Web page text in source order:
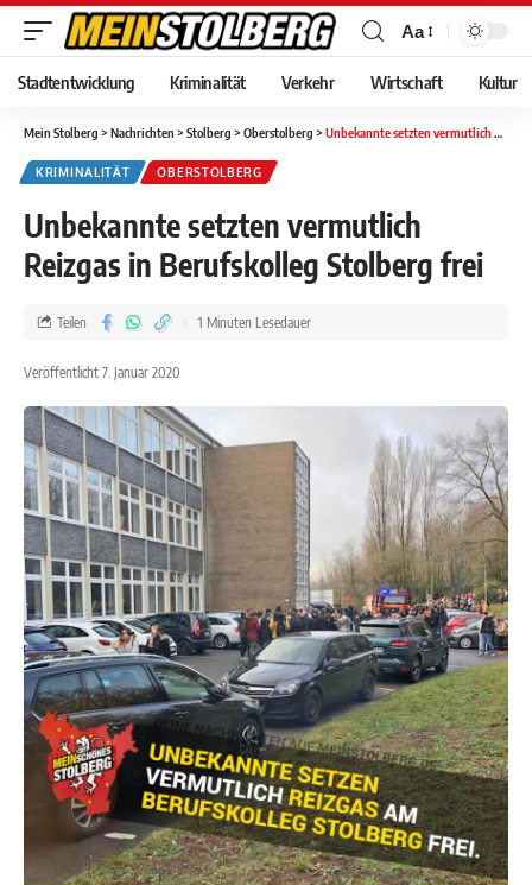
Aa
Stadtentwicklung Kriminalität Verkehr Wirtschaft Kultur
Mein Stolberg > Nachrichten > Stolberg > Oberstolberg > Unbekannte setzten vermutlich Reizgas in Berufskolleg Stolberg frei
KRIMINALITÄT OBERSTOLBERG
Unbekannte setzten vermutlich
Reizgas in Berufskolleg Stolberg frei
Veröffentlicht 7. Januar 2020
Teilen 1 Minuten Lesedauer